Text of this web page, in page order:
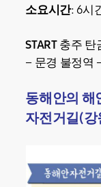
소요시간: 6시
START충주 탄
– 문경 불정역
동해안의 해
자전거길(강